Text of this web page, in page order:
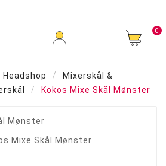
0
Headshop
Mixerskål &
Kokos Mixe Skål Mønster